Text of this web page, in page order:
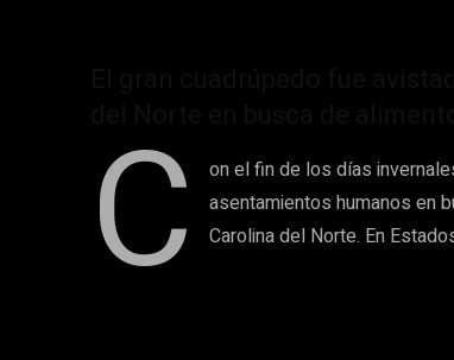
C
on el fin de los días
asentamientos humanos en
Carolina del Norte. En